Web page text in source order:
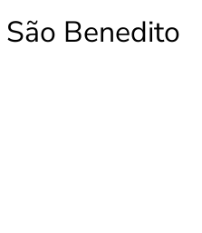
São Benedito